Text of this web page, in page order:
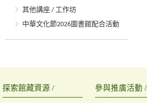
其他講座 / 工作坊
中華文化節2026圖書館配合活動
探索館藏資源 / 參與推廣活動 /